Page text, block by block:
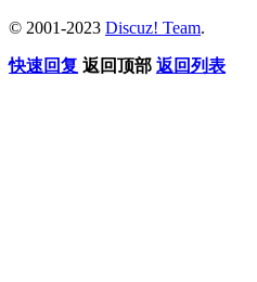
© 2001-2023 Discuz! Team.
快速回复 返回顶部 返回列表